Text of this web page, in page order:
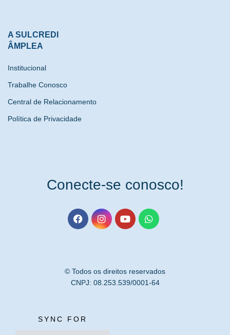
A SULCREDI
ÂMPLEA
Institucional
Trabalhe Conosco
Central de Relacionamento
Política de Privacidade
Conecte-se conosco!
© Todos os direitos reservados
CNPJ: 08.253.539/0001-64
SYNC FOR